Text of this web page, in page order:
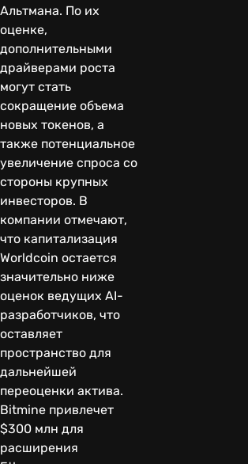
Альтмана. По их
оценке,
дополнительными
драйверами роста
могут стать
сокращение объема
новых токенов, а
также потенциальное
увеличение спроса со
стороны крупных
инвесторов. В
компании отмечают,
что капитализация
Worldcoin остается
значительно ниже
оценок ведущих AI-
разработчиков, что
оставляет
пространство для
дальнейшей
переоценки актива.
Bitmine привлечет
$300 млн для
расширения